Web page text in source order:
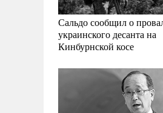
Сальдо сообщил о
украинского десанта на
Кинбурнской косе